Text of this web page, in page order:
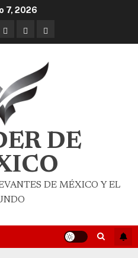
7, 2026
DE
DE MÉXICO Y EL